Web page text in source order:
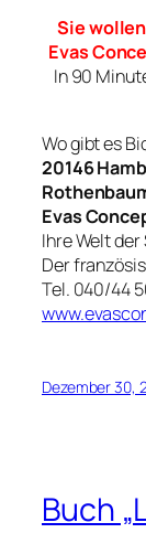
Sie
Evas
In 90
Wo gibt es
20146
Evas
Ihre Welt
Der
Tel. 040/44
Dezember 30,
Buch